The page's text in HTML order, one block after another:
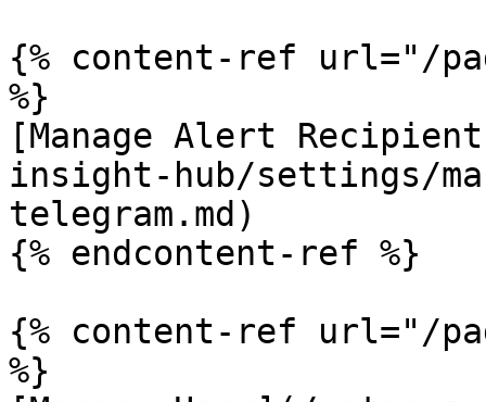
{% content-ref url="/
%}
[Manage Alert
insight-hub/settings/
telegram.md)
{% endcontent-ref %}
{% content-ref url="/
%}